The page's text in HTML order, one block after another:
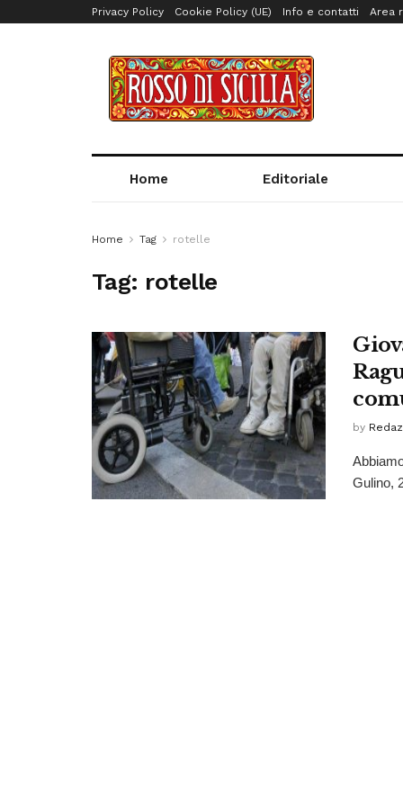
Privacy Policy Cookie Policy (UE) Info e contatti Area
Home Editoriale
Home Tag rotelle
Tag: rotelle
by
Gulino,